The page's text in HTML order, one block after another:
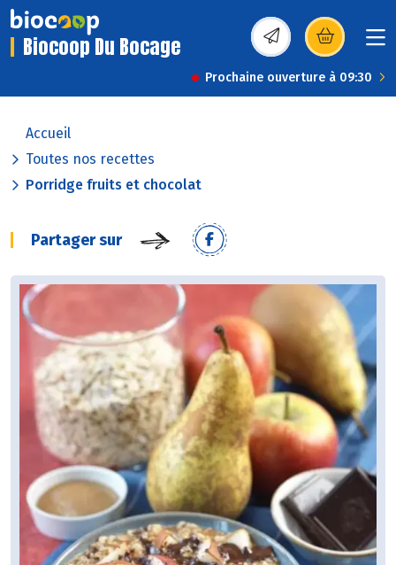
Biocoop Du Bocage (s’ouvre dans une
Prochaine ouverture à 09:30
Accueil
Toutes nos recettes
Porridge fruits et chocolat
Partager sur